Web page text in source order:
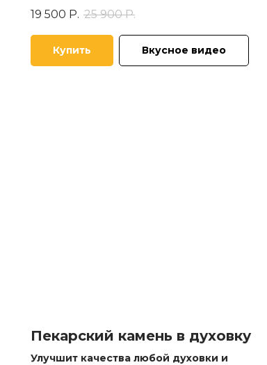
19 500 Р. 25 900 Р.
Купить Вкусное видео
Пекарский камень в духовку
Улучшит качества любой духовки и